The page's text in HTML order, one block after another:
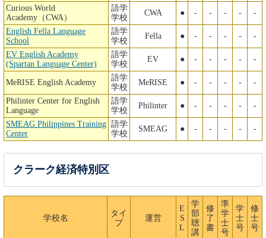
Curious World
Academy（CWA）
語学
学校
CWA ● - - - - -
English Fella Language
School
語学
学校
Fella ● - - - - -
EV English Academy
(Spartan Language Center)
語学
学校
EV ● - - - - -
MeRISE English Academy
語学
学校
MeRISE ● - - - - -
Philinter Center for English
Language
語学
学校
Philinter ● - - - - -
SMEAG Philippines Training
Center
語学
学校
SMEAG ● - - - - -
クラーク経済特別区
学校名
タイ
プ
運営
E
S
L
学
部
聴
講
修
了
書
準
学
士
号
学
士
号
修
士
号